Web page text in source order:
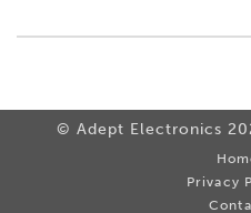
© Adept Electronics
Privacy